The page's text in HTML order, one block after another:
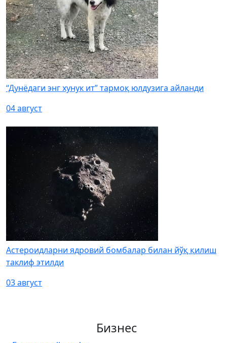
“Дунёдаги энг хунук ит” тармоқ юлдузига айланди
04 август
Астероидларни ядровий бомбалар билан йўқ қилиш
таклиф этилди
03 август
Бизнес